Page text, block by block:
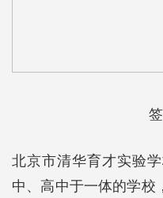
北京市清华育才实验
中、高中于一体的学校